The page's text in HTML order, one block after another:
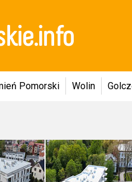
Pomorski Wolin